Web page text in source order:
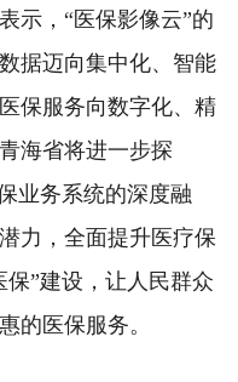
示，“医保影像云”的
据迈向集中化、智能
保服务向数字化、精
海省将进一步探
业务系统的深度融
力，全面提升医疗保
”建设，让人民群众
的医保服务。